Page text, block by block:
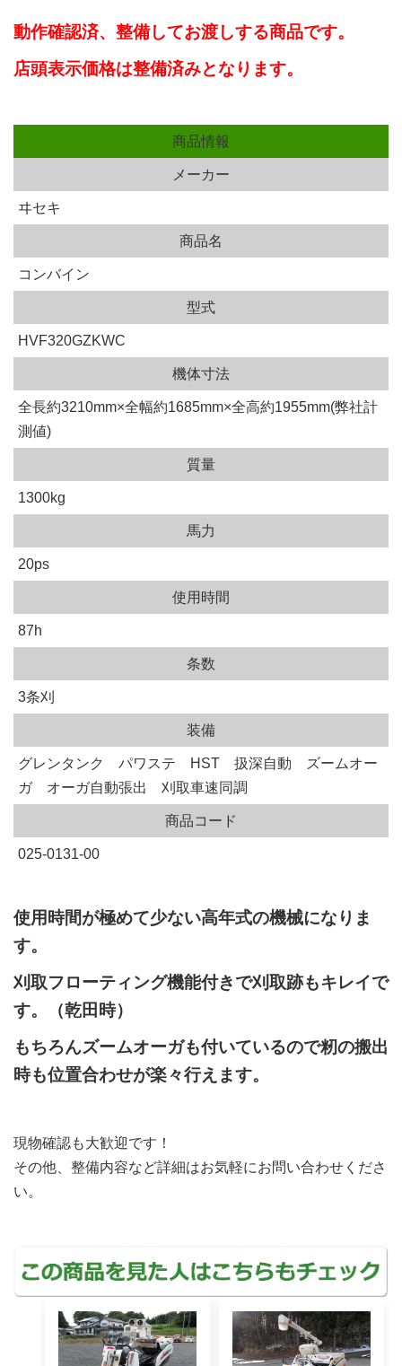
動作確認済、 整備してお渡しする商品です。
店頭表示価格は整備済みとなります。
商品情報
メーカー
ヰセキ
商品名
コンバイン
型式
HVF320GZKWC
機体寸法
全長約3210mm×全幅約1685mm×全高約1955mm(弊社計
測値)
質量
1300kg
馬力
20ps
使用時間
87h
条数
3条刈
装備
グレンタンク パワステ HST 扱深自動 ズームオー
ガ オーガ自動張出 刈取車速同調
商品コード
025-0131-00
使用時間が極めて少ない高年式の機械になりま
す。
刈取フローティング機能付きで刈取跡もキレイで
す。（乾田時）
もちろんズームオーガも付いているので籾の搬出
時も位置合わせが楽々行えます。
現物確認も大歓迎です！
その他、整備内容など詳細はお気軽にお問い合わせくださ
い。